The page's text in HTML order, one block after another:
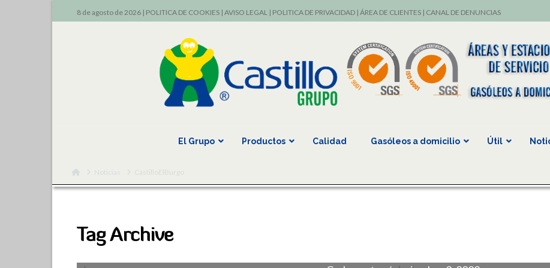
8 de agosto de 2026 | POLITICA DE COOKIES| AVISO LEGAL| POLITICA DE PRIVACIDAD| ÁREA DE CLIENTES| CANAL DE DENUNCIAS
El Grupo Productos Calidad Gasóleos a domicilio Útil
HomeNoticias
Tag Archive